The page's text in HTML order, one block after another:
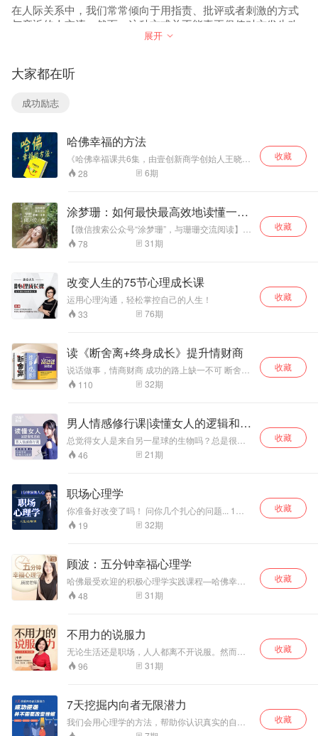
获得金钱的唯一手
段时，你便自由
情，例如说：旅
游、摄影、写书、
业。 本专辑帮助人
康，心理，精神六
个生活的主要方面
都得到平衡协调的
发展。 我们要用
亿人读书，1000个
家庭实现财务自
由！一起来吧！
活和工作中的问
题，就必须重新选
择你的人生定位。
人教育之父”戴尔·
卡耐基的思想精华
幸福美好的人生。
在人际关系中，我们常常倾向于用指责、批评或者刺激的方式
与亲近的人交流。然而，这种方式并不能真正促使对方发生改
变。实际上，许多罪犯也不自认为自己有错，并且会为自己的
恨和羞愤，并不能真正促进对方做出根本性的改变。因此，在
处理人际关系时应避免使用过度批评或指责的语言。
展开
大家都在听
成功励志
哈佛幸福的方法
《哈佛幸福课共6集，由壹创新商学创始人王晓芳
出品的书籍解读，这个风靡全球的畅销书本书解
读能够帮助每一个人开启智慧，通过运用简单易
人生分为四种类型：忙碌奔波型、享乐主义型、
虚无主义型、感悟幸福型，更具洞察力地解析了
大多数人不幸福的根本原因。
28 6期
收藏
涂梦珊：如何最快最高效地读懂一本
书
【微信搜索公众号“涂梦珊”，与珊珊交流阅读】让
我们跟随珊珊一起摆脱海量信息的纷扰，品味阅
读中那些与我们渐行渐远的欢乐，通过阅读整
78 31期
收藏
改变人生的75节心理成长课
运用心理沟通，轻松掌控自己的人生！
33
76期
收藏
读《断舍离+终身成长》提升情财商
说话做事，情商财商 成功的路上缺一不可 断舍
离，掌握全新人生 影响400万读者的生活哲学 断
=断绝不需要的东西 舍=舍弃多余的废物 离=脱离
要的东西。立足当下自我，践行新陈代谢式美学
思维。脱离心中执念，人生才能轻盈前行！ 终身
成长，颠覆认知思维 获取好的思维模式 比听一万
个大道理重要 成功不在先天，不靠外在，关键在
于思维模式：是满足于现有成果、避免失败可能
应该保持终身成长的学习习惯，不管是生活还在
职场，拥有良好额交集能力。 我们需要不断的学
习，说话之道，处事之道。 学会使用“非暴力沟
通” 避免言语上的指责、嘲讽、否定、说教 突破
懂了为人处世 情商+智商+财商 掌握不落窠臼的思
门爆款书籍，配合五大版块，三大概念，让你学
会抓住重点，学会沟通之术，同时帮助你平衡职
情商处理人际关系，培养逆商突破格局
110 32期
收藏
男人情感修行课|读懂女人的逻辑和思
维
总觉得女人是来自另一星球的生物吗？总是很多
奇奇怪怪的逻辑？不明白她们的思路，有时温柔
可人，有时却喜怒无常还蛮不讲理，让人抓不着
雾，指点迷津。 搞懂你的那个她的语带双关，话
里话外的内心真实诉求。 没有搞不定的人，只有
用不对的技巧。 智商决定走多快，情商决定走多
远。 你将拥有美满的亲密关系以及和谐的人际关
系。
46 21期
收藏
职场心理学
你准备好改变了吗！ 问你几个扎心的问题... 1、
你想要的成功是什么？ 2、如何去做？ 3、怎样拥
有强大的心灵世界？ 人生必修课《职场心理学》
了解对方不是为了伤害彼此、而是更好的保护自
己 在同一个环境中强者和弱者的的分界线就在于
谁能改变谁、 前提是谁能看清谁、 梳理你的逻辑
关系、了解他人心理动向、 掌握主动权。
19 32期
收藏
顾波：五分钟幸福心理学
哈佛最受欢迎的积极心理学实践课程—哈佛幸福
课，2006年就成为哈佛最受欢迎的选修课。哈佛
幸福课的沙哈尔教授说：积极心理学既有学术的
来愉悦和方法。积极心理学，是一门帮助普通人
活出积极、乐观、丰盈蓬勃人生的心理学。五花
马积极心理创始人，顾波老师，长期从事积极心
理学线上线下培训、亲子育儿及心理读书会活
动。通过积极心理学成长教练、训练营等课程，
心理情绪，独创适合国人的5分钟心理学，让人重
新定义幸福，理解幸福。找到自我，用积极的心
理去拥抱幸福人生。
48 31期
收藏
不用力的说服力
无论生活还是职场，人人都离不开说服。然而很
多人想拥有说服力，却搞错了说服的本质。说服
不是改变和控制，而是对方自己的选择，有效说
课程给大家的，不是搞定外在的口才技法，而是
从自身开始的认知心法，不是教你通过说服改变
他人，而是掌握人观点改变的规律，是对方心悦
诚服的自发改变。不用力的说服力，是你对世界
96 31期
收藏
7天挖掘内向者无限潜力
我们会用心理学的方法，帮助你认识真实的自
己，挖掘并释放出自己的内在潜能，让你在外向
收藏